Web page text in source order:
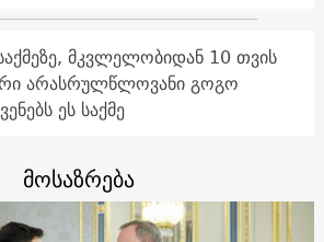
მკვლელობიდან 10 თვის
არასრულწლოვანი გოგო
ეს საქმე
მოსაზრება